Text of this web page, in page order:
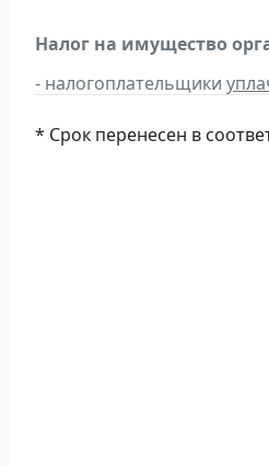
Налог на имущество
- налогоплательщики
* Срок перенесен в